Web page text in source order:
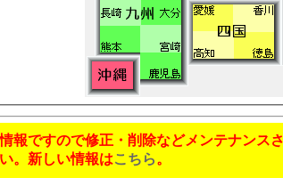
報ですので修正・削除などメンテナンスさ
。新しい情報はこちら。